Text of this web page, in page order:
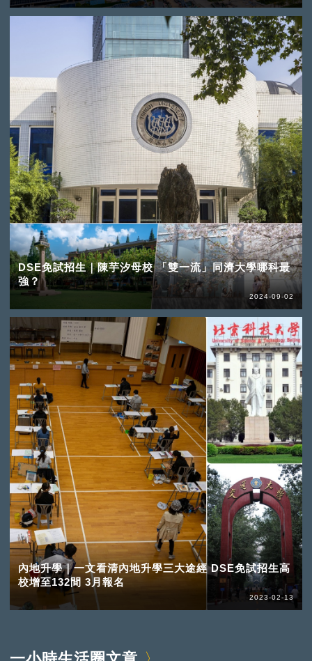
DSE免試招生｜陳芋汐母校 「雙一流」同濟大學哪科最
強？
2024-09-02
內地升學｜一文看清內地升學三大途經 DSE免試招生高
校增至132間 3月報名
2023-02-13